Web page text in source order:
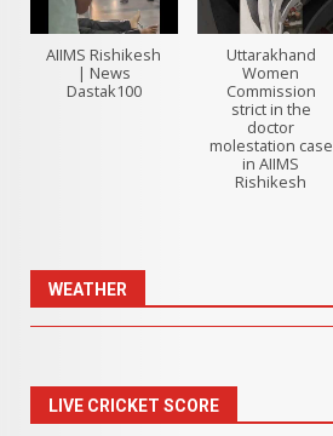
AIIMS Rishikesh
| News
Dastak100
Uttarakhand
Women
Commission
strict in the
doctor
molestation case
in AIIMS
Rishikesh
WEATHER
LIVE CRICKET SCORE